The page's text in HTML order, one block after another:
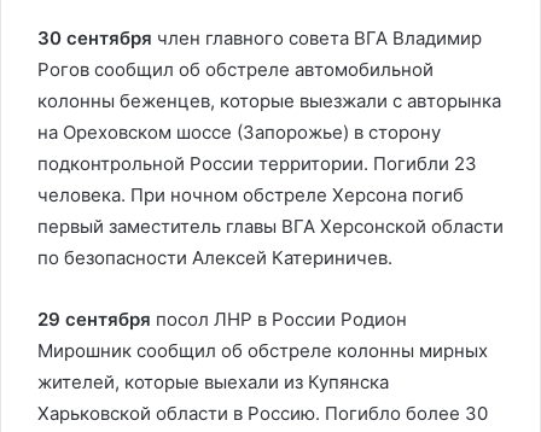
30 сентября член главного совета ВГА Владимир
Рогов сообщил об обстреле автомобильной
колонны беженцев, которые выезжали с авторынка
на Ореховском шоссе (Запорожье) в сторону
подконтрольной России территории. Погибли 23
человека. При ночном обстреле Херсона погиб
первый заместитель главы ВГА Херсонской области
по безопасности Алексей Катериничев.
29 сентября посол ЛНР в России Родион
Мирошник сообщил об обстреле колонны мирных
жителей, которые выехали из Купянска
Харьковской области в Россию. Погибло более 30